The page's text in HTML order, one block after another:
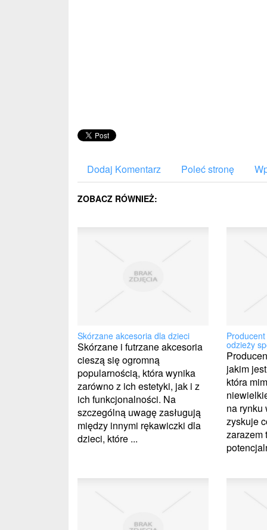
Dodaj Komentarz Poleć stronę
ZOBACZ RÓWNIEŻ:
Skórzane akcesoria dla dzieci
Skórzane i futrzane akcesoria
cieszą się ogromną
popularnością, która wynika
zarówno z ich estetyki, jak i z
ich funkcjonalności. Na
szczególną uwagę zasługują
między innymi rękawiczki dla
dzieci, które ...
odzieży
jakim
która
na rynku
zyskuje
zarazem